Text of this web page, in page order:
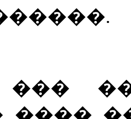
����